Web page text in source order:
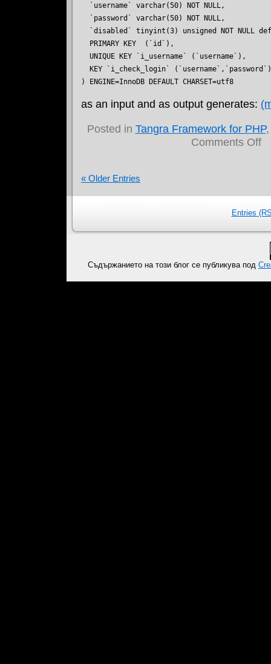
  `username` varchar(50) NOT NULL,
  `password` varchar(50) NOT NULL,
`disabled` tinyint(3) unsigned NOT NULL
  PRIMARY KEY  (`id`),
  UNIQUE KEY `i_username` (`username`),
  KEY `i_check_login` (`username`,`password`)
) ENGINE=InnoDB DEFAULT CHARSET=utf8
as an input and as output generates:
Posted in Tangra Framework for PHP
Comments Offon
« Older Entries
Entries
Съдържанието на този блог се публикува под